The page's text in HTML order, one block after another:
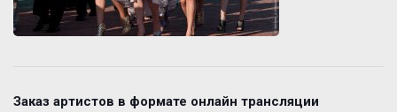
Заказ артистов в формате онлайн трансляции